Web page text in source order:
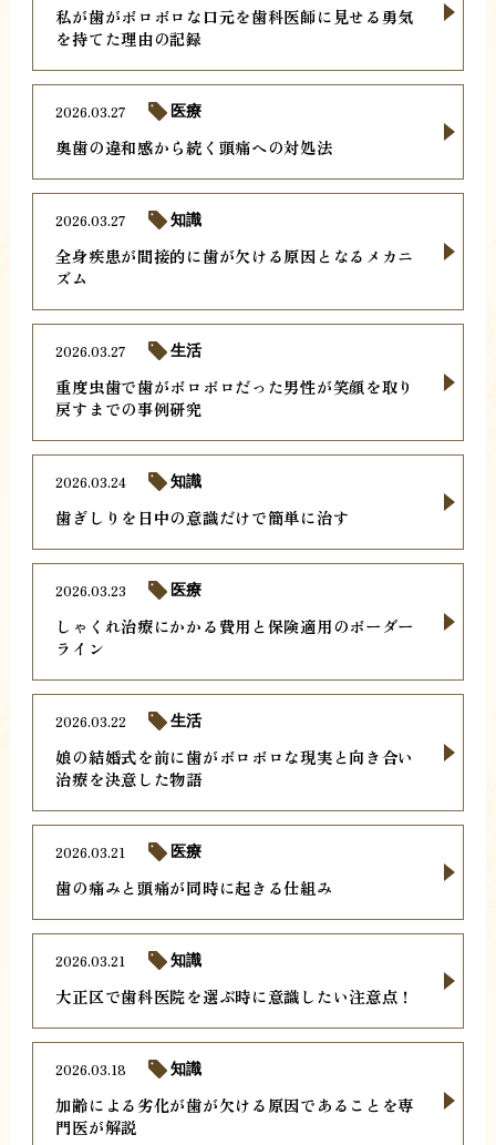
私が歯がボロボロな口元を歯科医師に見せる勇気
を持てた理由の記録
奥歯の違和感から続く頭痛への対処法
2026.03.27 医療
全身疾患が間接的に歯が欠ける原因となるメカニ
ズム
2026.03.27 知識
重度虫歯で歯がボロボロだった男性が笑顔を取り
戻すまでの事例研究
2026.03.27 生活
歯ぎしりを日中の意識だけで簡単に治す
2026.03.24 知識
しゃくれ治療にかかる費用と保険適用のボーダー
ライン
2026.03.23 医療
娘の結婚式を前に歯がボロボロな現実と向き合い
治療を決意した物語
2026.03.22 生活
歯の痛みと頭痛が同時に起きる仕組み
2026.03.21 医療
大正区で歯科医院を選ぶ時に意識したい注意点！
2026.03.21 知識
加齢による劣化が歯が欠ける原因であることを専
門医が解説
2026.03.18 知識